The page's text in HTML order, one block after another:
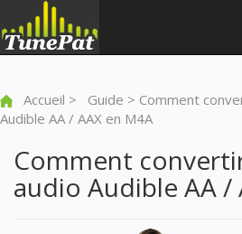
Accueil > Guide > Comment
Audible AA / AAX en M4A
Comment
audio Audible AA /